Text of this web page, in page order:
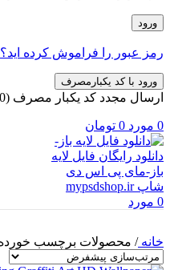
ورود
رمز عبور را فراموش کرده اید؟
ورود با کد یکبارمصرف
ارسال مجدد کد یکبار مصرف (00:
0 مورد 0 تومان
0 مورد
خانه/ محصولات برچسب خورده